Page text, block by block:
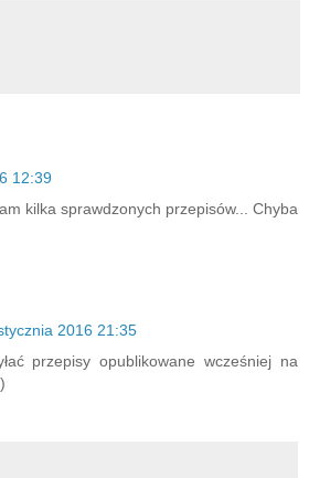
12:39
kilka sprawdzonych przepisów... Chyba
2016 21:35
przepisy opublikowane wcześniej na